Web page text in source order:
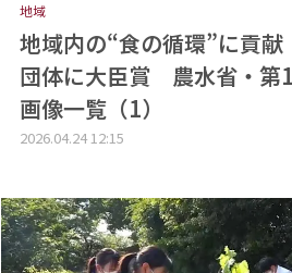
おすすめコンテンツ
出版物
会社概要
地域
地域内の“食の循環”に貢
団体に大臣賞 農水省・第
画像一覧（1）
2026.04.24 12:15